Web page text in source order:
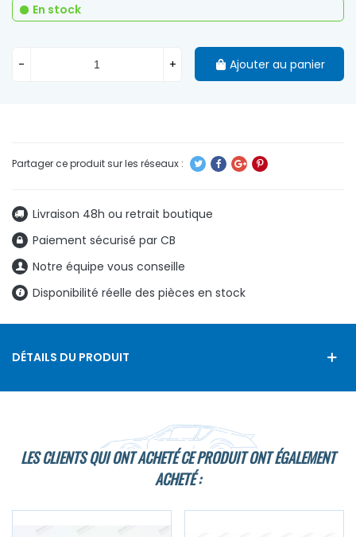
Livraison 48h ou retrait boutique
Paiement sécurisé par CB
Notre équipe vous conseille
Disponibilité réelle des pièces en stock
En stock
- + Ajouter au panier
DÉTAILS DU PRODUIT
LES CLIENTS QUI ONT ACHETÉ CE PRODUIT ONT ÉGALEMENT
ACHETÉ :